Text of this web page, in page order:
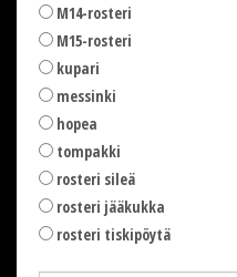
M14-rosteri
M15-rosteri
kupari
messinki
hopea
tompakki
rosteri sileä
rosteri jääkukka
rosteri tiskipöytä